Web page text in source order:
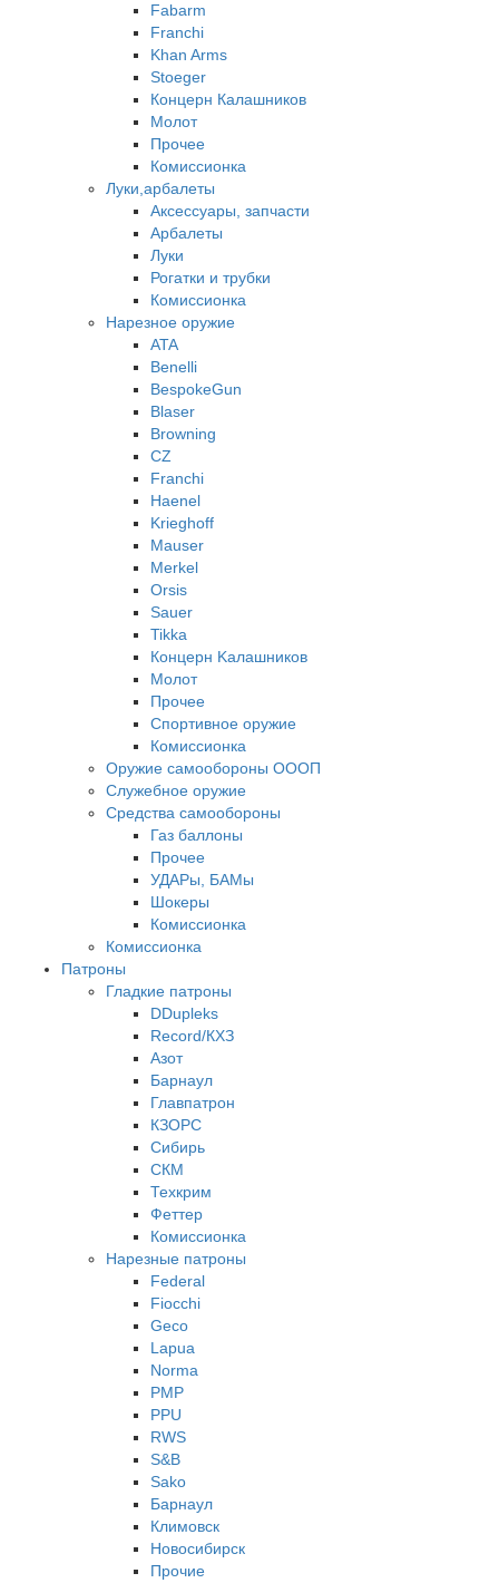
Fabarm
Franchi
Khan Arms
Stoeger
Концерн Калашников
Молот
Прочее
Комиссионка
Луки,арбалеты
Аксессуары, запчасти
Арбалеты
Луки
Рогатки и трубки
Комиссионка
Нарезное оружие
ATA
Benelli
BespokeGun
Blaser
Browning
CZ
Franchi
Haenel
Krieghoff
Mauser
Merkel
Orsis
Sauer
Tikka
Кoнцеpн Kалашников
Молот
Прочее
Спортивное оружие
Комиссионка
Оружие самообороны ОООП
Служебное оружие
Средства самообороны
Газ баллоны
Прочее
УДАРы, БАМы
Шокеры
Комиссионка
Комиссионка
Патроны
Гладкие патроны
DDupleks
Record/КХЗ
Азот
Барнаул
Главпатрон
КЗОРС
Сибирь
СКМ
Техкрим
Феттер
Комиссионка
Нарезные патроны
Federal
Fiocchi
Geco
Lapua
Norma
PMP
PPU
RWS
S&B
Sako
Барнаул
Климовск
Новосибирск
Прочие